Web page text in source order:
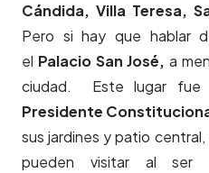
Cándida, Villa Teresa,
Pero si hay que hablar
el Palacio San José,a
ciudad. Este lugar fue
Presidente
sus jardines y patio
pueden visitar al ser